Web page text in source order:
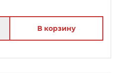
В корзину